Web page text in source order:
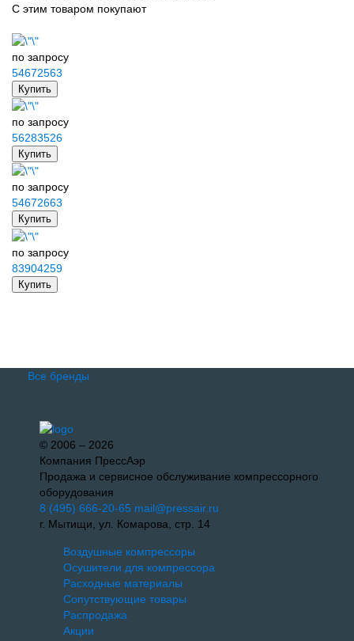
С этим товаром покупают
по запросу
54672563
Купить
по запросу
56283526
Купить
по запросу
54672663
Купить
по запросу
83904259
Купить
Все бренды
© 2006 – 2026
Компания ПрессАэр
Продажа и сервисное обслуживание компрессорного
оборудования
8 (495) 666-20-65 mail@pressair.ru
г. Мытищи, ул. Комарова, стр. 14
Воздушные компрессоры
Осушители для компрессора
Расходные материалы
Сопутствующие товары
Распродажа
Акции